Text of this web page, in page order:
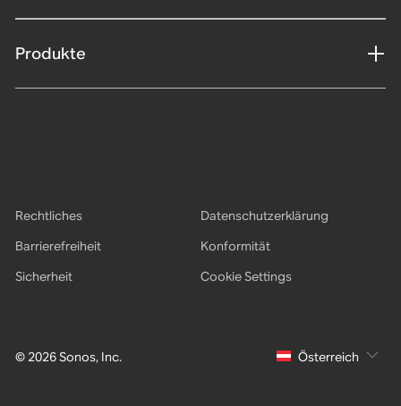
Produkte
© 2026 Sonos, Inc.
Rechtliches
Datenschutzerklärung
Barrierefreiheit
Konformität
Sicherheit
Cookie Settings
Österreich